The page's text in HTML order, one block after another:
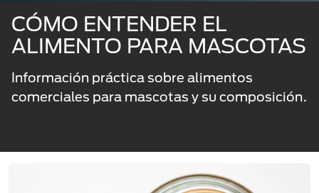
CÓMO ENTENDER EL
ALIMENTO PARA MASCOTAS
Información práctica sobre alimentos
comerciales para mascotas y su composición.